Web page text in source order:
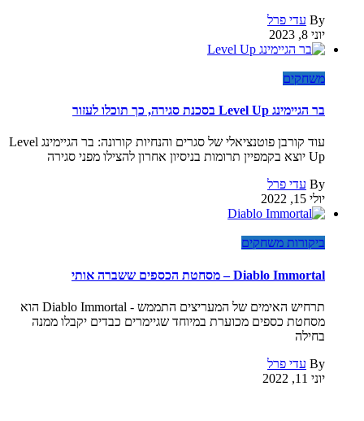
By עדי פרל
יוני 8, 2023
משחקים
בר הגיימינג Level Up בסכנת סגירה, כך תוכלו לעזור
עוד קורבן פוטנציאלי של סגרים והנחיות קורונה: בר הגיימינג Level
Up יוצא בקמפיין תרומות בניסיון אחרון להצילו מפני סגירה
By עדי פרל
יולי 15, 2022
ביקורות משחקים
Diablo Immortal – מסחטת הכספים ששברה אותי
תרחיש האימים של המעריצים התממש - Diablo Immortal הוא
מסחטת כספים מכוערת במיוחד שגיימרים כבדים יקבלו ממנה
בחילה
By עדי פרל
יוני 11, 2022